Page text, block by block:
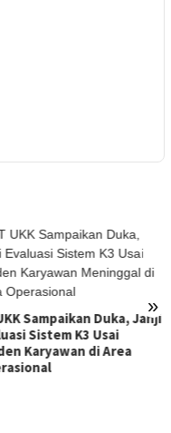
»
Tambang Sirtu Baliara
Beroperasi di Tengah
ESDM Sulteng